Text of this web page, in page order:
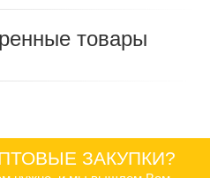
товары
ЗАКУПКИ?